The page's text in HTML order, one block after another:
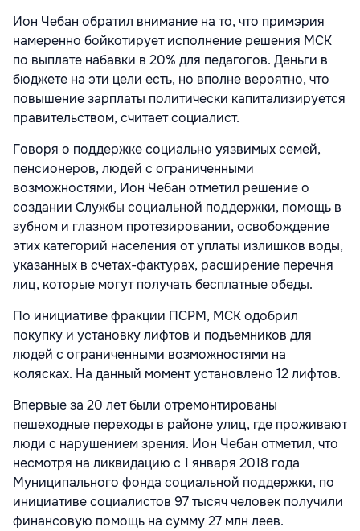
Ион Чебан обратил внимание на то, что примэрия
намеренно бойкотирует исполнение решения МСК
по выплате набавки в 20% для педагогов. Деньги в
бюджете на эти цели есть, но вполне вероятно, что
повышение зарплаты политически капитализируется
правительством, считает социалист.
Говоря о поддержке социально уязвимых семей,
пенсионеров, людей с ограниченными
возможностями, Ион Чебан отметил решение о
создании Службы социальной поддержки, помощь в
зубном и глазном протезировании, освобождение
этих категорий населения от уплаты излишков воды,
указанных в счетах-фактурах, расширение перечня
лиц, которые могут получать бесплатные обеды.
По инициативе фракции ПСРМ, МСК одобрил
покупку и установку лифтов и подъемников для
людей с ограниченными возможностями на
колясках. На данный момент установлено 12 лифтов.
Впервые за 20 лет были отремонтированы
пешеходные переходы в районе улиц, где проживают
люди с нарушением зрения. Ион Чебан отметил, что
несмотря на ликвидацию с 1 января 2018 года
Муниципального фонда социальной поддержки, по
инициативе социалистов 97 тысяч человек получили
финансовую помощь на сумму 27 млн леев.